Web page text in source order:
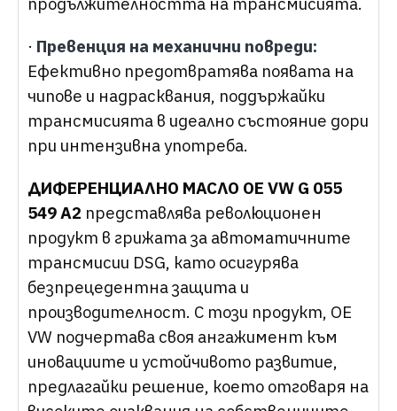
· Превенция на механични повреди:
Ефективно предотвратява появата на
чипове и надрасквания, поддържайки
трансмисията в идеално състояние дори
при интензивна употреба.
ДИФЕРЕНЦИАЛНО МАСЛО OE VW G 055
549 A2 представлява революционен
продукт в грижата за автоматичните
трансмисии DSG, като осигурява
безпрецедентна защита и
производителност. С този продукт, OE
VW подчертава своя ангажимент към
иновациите и устойчивото развитие,
предлагайки решение, което отговаря на